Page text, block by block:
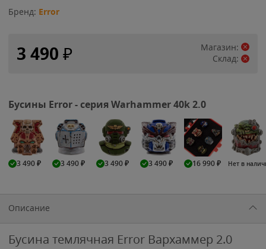
Бренд: Error
3 490 ₽
Магазин:
Склад:
Бусины Error - серия Warhammer 40k 2.0
3 490₽ 3 490₽ 3 490₽ 3 490₽ 16 990₽ Нет в
Описание
Бусина темлячная Error Вархаммер 2.0